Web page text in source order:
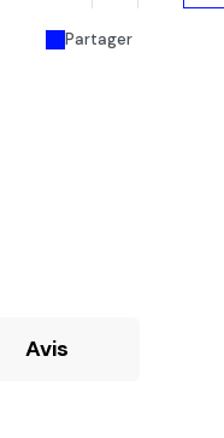
Partager
Avis